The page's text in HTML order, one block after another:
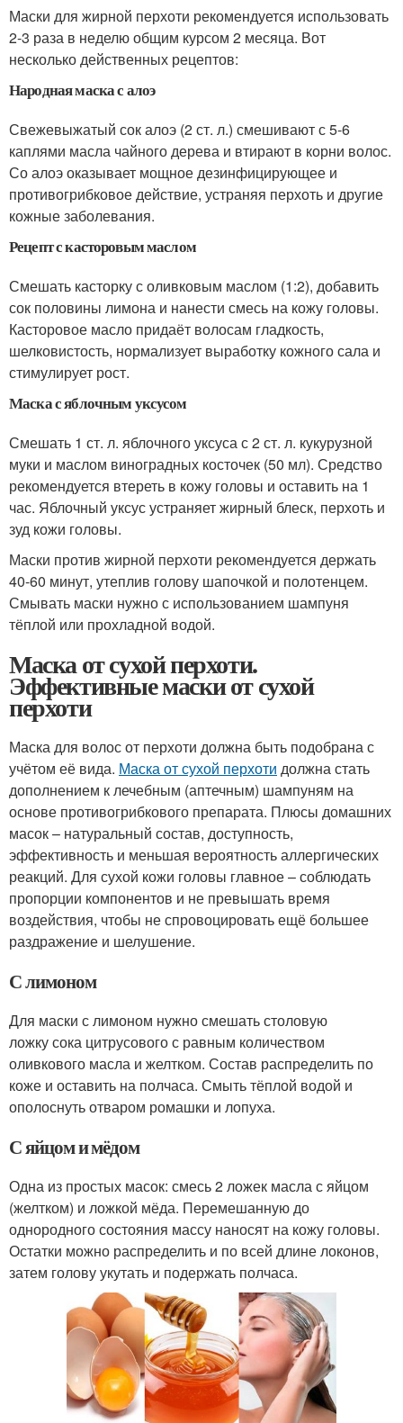
Маски для жирной перхоти рекомендуется использовать
2-3 раза в неделю общим курсом 2 месяца. Вот
несколько действенных рецептов:
Народная маска с алоэ
Свежевыжатый сок алоэ (2 ст. л.) смешивают с 5-6
каплями масла чайного дерева и втирают в корни волос.
Со алоэ оказывает мощное дезинфицирующее и
противогрибковое действие, устраняя перхоть и другие
кожные заболевания.
Рецепт с касторовым маслом
Смешать касторку с оливковым маслом (1:2), добавить
сок половины лимона и нанести смесь на кожу головы.
Касторовое масло придаёт волосам гладкость,
шелковистость, нормализует выработку кожного сала и
стимулирует рост.
Маска с яблочным уксусом
Смешать 1 ст. л. яблочного уксуса с 2 ст. л. кукурузной
муки и маслом виноградных косточек (50 мл). Средство
рекомендуется втереть в кожу головы и оставить на 1
час. Яблочный уксус устраняет жирный блеск, перхоть и
зуд кожи головы.
Маски против жирной перхоти рекомендуется держать
40-60 минут, утеплив голову шапочкой и полотенцем.
Смывать маски нужно с использованием шампуня
тёплой или прохладной водой.
Маска от сухой перхоти.
Эффективные маски от сухой
перхоти
Маска для волос от перхоти должна быть подобрана с
учётом её вида. Маска от сухой перхоти должна стать
дополнением к лечебным (аптечным) шампуням на
основе противогрибкового препарата. Плюсы домашних
масок – натуральный состав, доступность,
эффективность и меньшая вероятность аллергических
реакций. Для сухой кожи головы главное – соблюдать
пропорции компонентов и не превышать время
воздействия, чтобы не спровоцировать ещё большее
раздражение и шелушение.
С лимоном
Для маски с лимоном нужно смешать столовую
ложку сока цитрусового с равным количеством
оливкового масла и желтком. Состав распределить по
коже и оставить на полчаса. Смыть тёплой водой и
ополоснуть отваром ромашки и лопуха.
С яйцом и мёдом
Одна из простых масок: смесь 2 ложек масла с яйцом
(желтком) и ложкой мёда. Перемешанную до
однородного состояния массу наносят на кожу головы.
Остатки можно распределить и по всей длине локонов,
затем голову укутать и подержать полчаса.